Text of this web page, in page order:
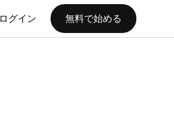
ログイン 無料で始める